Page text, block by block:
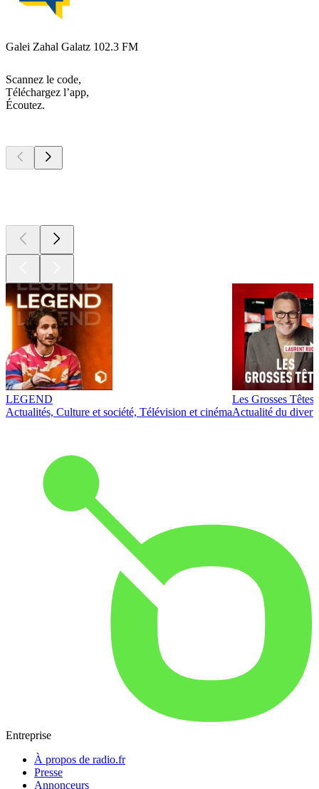
Galei Zahal Galatz 102.3 FM
Scannez le code,
Téléchargez l’app,
Écoutez.
LEGEND
Actualités, Culture et société, Télévision et cinéma
Les Grosses Têtes
Actualité du
Entreprise
À propos de radio.fr
Presse
Annonceurs